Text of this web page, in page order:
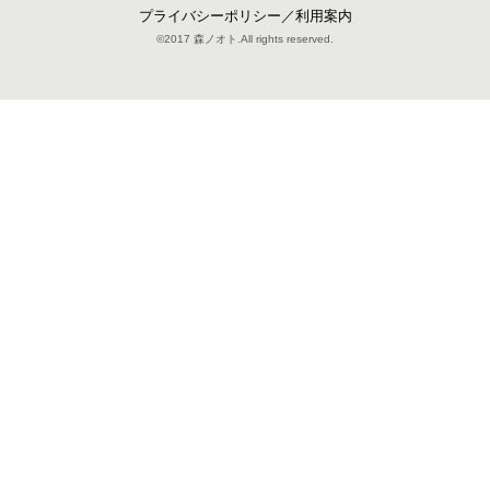
プライバシーポリシー／利用案内
©2017 森ノオト.All rights reserved.